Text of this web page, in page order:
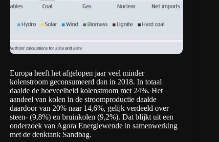
Europa heeft het afgelopen jaar veel minder
kolenstroom geconsumeerd dan in 2018. In totaal
daalde de hoeveelheid kolenstroom met 24%. Het
aandeel van kolen in de stroomproductie daalde
daardoor van 20% naar 14,6%, gelijk verdeeld over
steen- (9,8%) en bruinkolen (9,2%). Dat blijkt uit een
onderzoek van Agora Energiewende in samenwerking
met de denktank Sandbag.